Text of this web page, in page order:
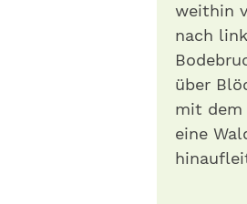
weithin
nach
über
mit dem
eine